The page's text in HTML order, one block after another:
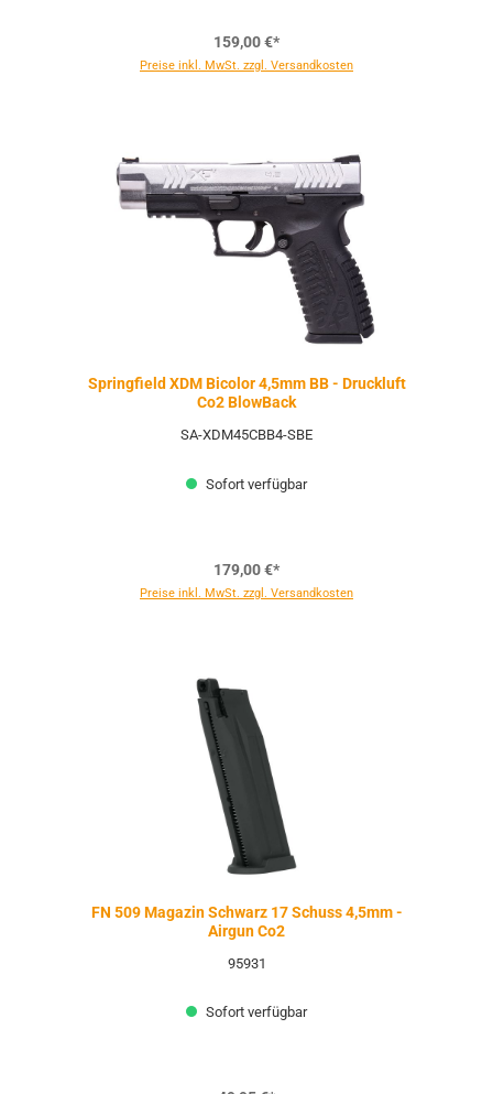
159,00 €*
Preise inkl. MwSt. zzgl. Versandkosten
Springfield XDM Bicolor 4,5mm BB - Druckluft
Co2 BlowBack
SA-XDM45CBB4-SBE
Sofort verfügbar
179,00 €*
Preise inkl. MwSt. zzgl. Versandkosten
FN 509 Magazin Schwarz 17 Schuss 4,5mm -
Airgun Co2
95931
Sofort verfügbar